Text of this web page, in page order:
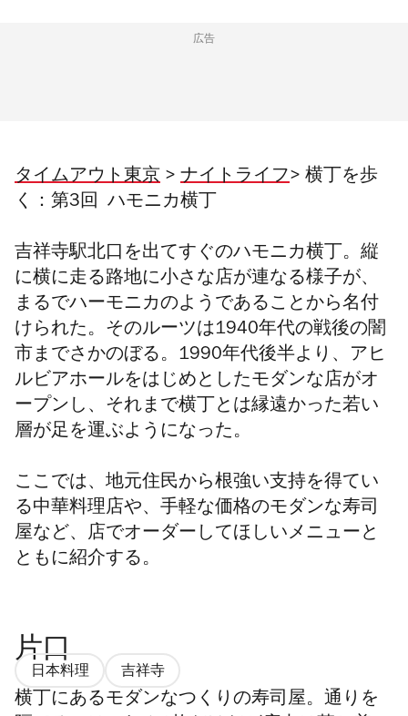
広告
タイムアウト東京 > ナイトライフ> 横丁を歩
く：第3回 ハモニカ横丁
吉祥寺駅北口を出てすぐのハモニカ横丁。縦
に横に走る路地に小さな店が連なる様子が、
まるでハーモニカのようであることから名付
けられた。そのルーツは1940年代の戦後の闇
市までさかのぼる。 1990年代後半より、アヒ
ルビアホールをはじめとしたモダンな店がオ
ープンし、それまで横丁とは縁遠かった若い
層が足を運ぶようになった。
ここでは、地元住民から根強い支持を得てい
る中華料理店や、手軽な価格のモダンな寿司
屋など、店でオーダーしてほしいメニューと
ともに紹介する。
片口
日本料理 吉祥寺
横丁にあるモダンなつくりの寿司屋。通りを